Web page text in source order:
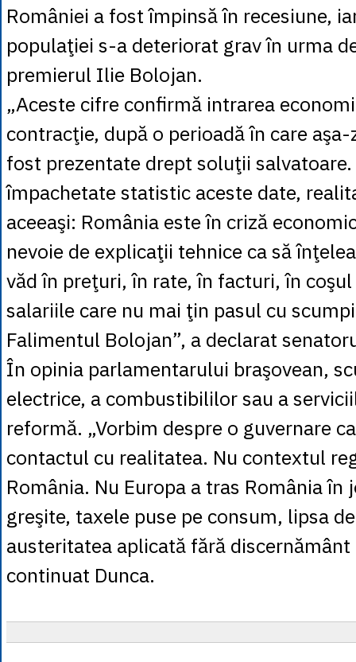
României a fost împinsă în recesiune,
populaţiei s-a deteriorat grav în urma
premierul Ilie Bolojan.
„Aceste cifre confirmă intrarea
contracţie, după o perioadă în care
fost prezentate drept soluţii
împachetate statistic aceste date,
aceeaşi: România este în criză
nevoie de explicaţii tehnice ca să
văd în preţuri, în rate, în facturi, în
salariile care nu mai ţin pasul cu
Falimentul Bolojan”, a declarat
În opinia parlamentarului braşovean,
electrice, a combustibililor sau a
reformă. „Vorbim despre o guvernare
contactul cu realitatea. Nu contextul
România. Nu Europa a tras România în
greşite, taxele puse pe consum, lipsa
austeritatea aplicată fără discernământ
continuat Dunca.